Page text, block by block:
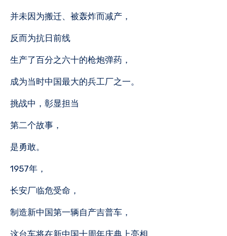
并未因为搬迁、被轰炸而减产，
反而为抗日前线
生产了百分之六十的枪炮弹药，
成为当时中国最大的兵工厂之一。
挑战中，彰显担当
第二个故事，
是勇敢。
1957年，
长安厂临危受命，
制造新中国第一辆自产吉普车，
这台车将在新中国十周年庆典上亮相。